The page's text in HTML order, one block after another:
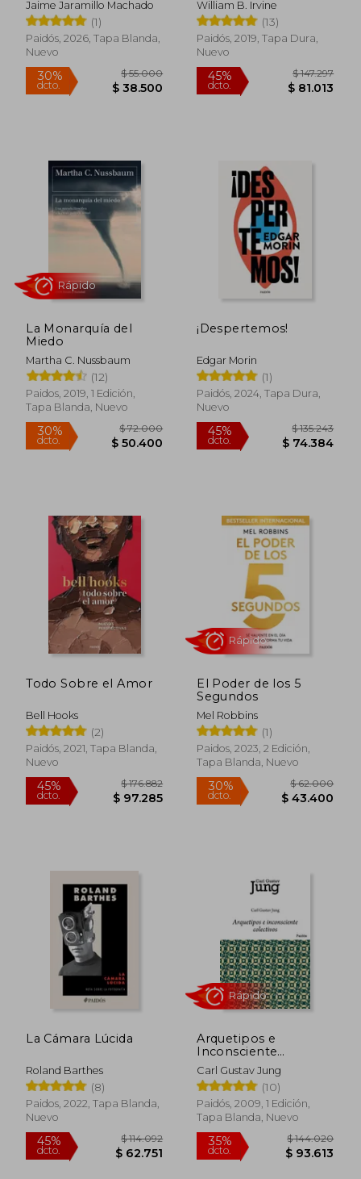
45%
dcto.
$ 216.345 40%
dcto.
Jaime Jaramillo Machado
(1)
Paidós, 2026, Tapa Blanda,
Nuevo
30% $ 55.000
Rápido
Estoica
William B. Irvine
(13)
Paidós, 2019, Tapa Dura,
Nuevo
La Monarquía del
Miedo
Martha C. Nussbaum
(12)
Paidos, 2019, 1 Edición,
Tapa Blanda, Nuevo
30% $ 72.000
Rápido
¡Despertemos!
Edgar Morin
(1)
Paidós, 2024, Tapa Dura,
Nuevo
45%
dcto.
$
Todo Sobre el Amor
Bell Hooks
(2)
Paidós, 2021, Tapa Blanda,
Nuevo
El Poder de los 5
Segundos
Mel Robbins
(1)
Paidos, 2023, 2 Edición,
Tapa Blanda, Nuevo
Rápido
La Cámara Lúcida
Roland Barthes
(8)
Paidos, 2022, Tapa Blanda,
Nuevo
Arquetipos e
Inconsciente
Colectivo
Carl Gustav Jung
(10)
Paidós, 2009, 1 Edición,
Tapa Blanda, Nuevo